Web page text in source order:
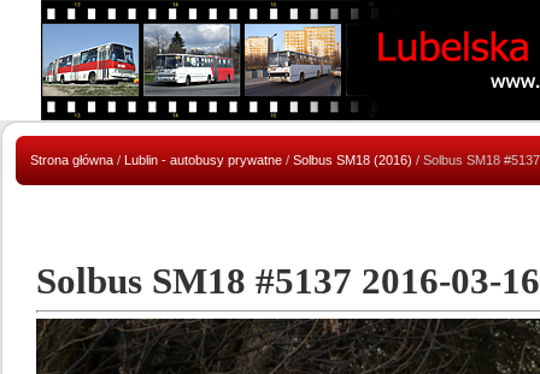
Strona główna / Lublin - autobusy prywatne / Solbus SM18 (2016) / Solbus SM18
Solbus SM18 #5137 2016-03-16